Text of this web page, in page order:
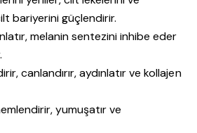
cilt bariyerini güçlendirir.
melanin sentezini inhibe eder
canlandırır, aydınlatır ve kollajen
yumuşatır ve